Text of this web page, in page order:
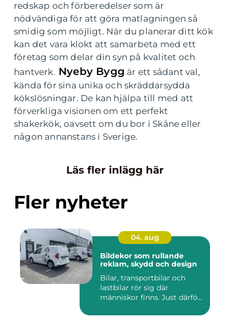
redskap och förberedelser som är
nödvändiga för att göra matlagningen så
smidig som möjligt. När du planerar ditt kök
kan det vara klokt att samarbeta med ett
företag som delar din syn på kvalitet och
hantverk. Nyeby Bygg är ett sådant val,
kända för sina unika och skräddarsydda
kökslösningar. De kan hjälpa till med att
förverkliga visionen om ett perfekt
shakerkök, oavsett om du bor i Skåne eller
någon annanstans i Sverige.
Läs fler inlägg här
Fler nyheter
04. aug
Bildekor som rullande
reklam, skydd och design
Bilar, transportbilar och
lastbilar rör sig där
människor finns. Just därfö...